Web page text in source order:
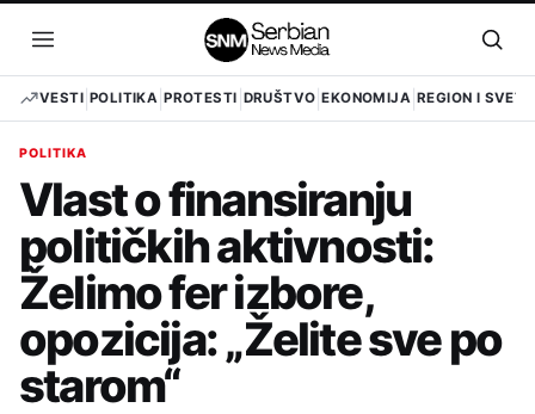
sadržaj
Otvori
meni
VESTI POLITIKA PROTESTI DRUŠTVO EKONOMIJA REGION I SVET
POLITIKA
Vlast o finansiranju
političkih aktivnosti:
Želimo fer izbore,
opozicija: „Želite sve po
starom“